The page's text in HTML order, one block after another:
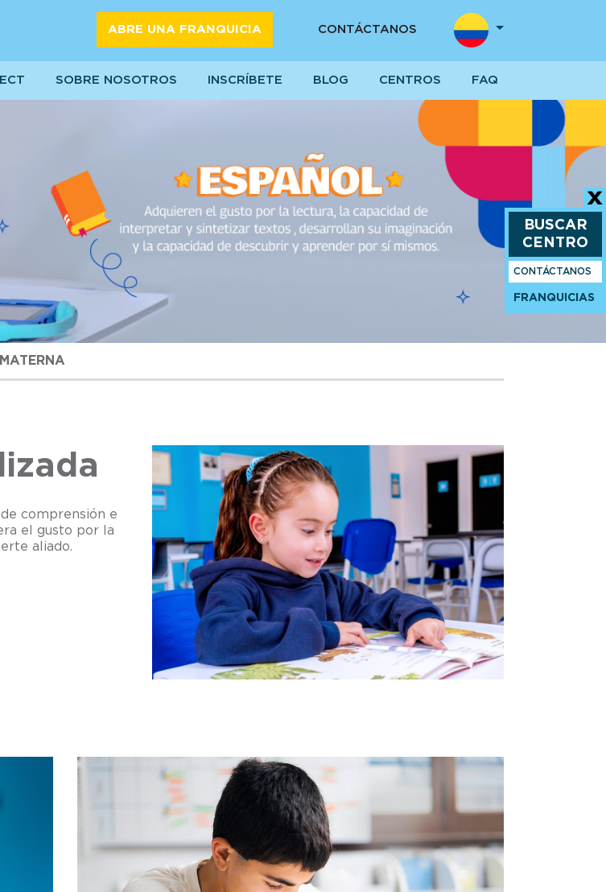
ABRE UNA FRANQUICIA CONTÁCTANOS
SOBRE NOSOTROS INSCRÍBETE BLOG CENTROS FAQ
comprensión e
el gusto por la
aliado.
BUSCAR
CENTRO
CONTÁCTANOS
FRANQUICIAS